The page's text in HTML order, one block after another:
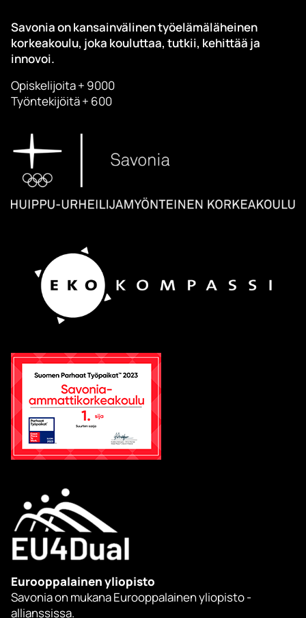
Savonia on kansainvälinen työelämäläheinen
korkeakoulu, joka kouluttaa, tutkii, kehittää ja
innovoi.
Opiskelijoita + 9000
Työntekijöitä + 600
Eurooppalainen yliopisto
Savonia on mukana Eurooppalainen yliopisto -
allianssissa.